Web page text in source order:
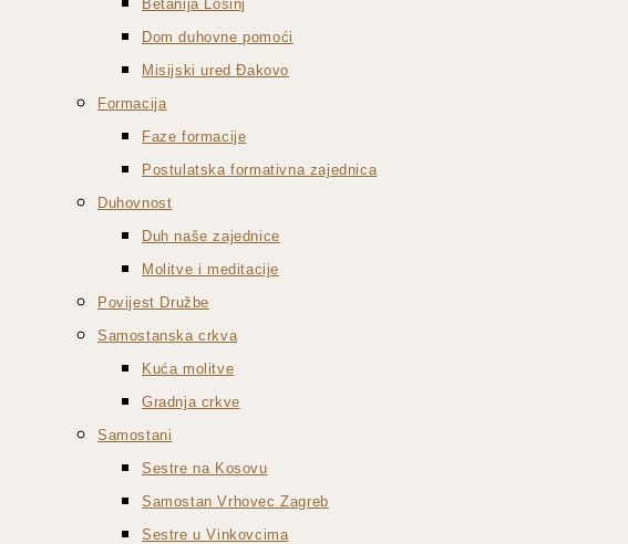
Betanija Lošinj
Dom duhovne pomoći
Misijski ured Đakovo
Formacija
Faze formacije
Postulatska formativna zajednica
Duhovnost
Duh naše zajednice
Molitve i meditacije
Povijest Družbe
Samostanska crkva
Kuća molitve
Gradnja crkve
Samostani
Sestre na Kosovu
Samostan Vrhovec Zagreb
Sestre u Vinkovcima